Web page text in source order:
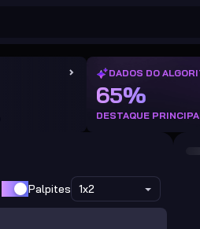
DADOS DO
65%
DESTAQUE
Palpites 1x2